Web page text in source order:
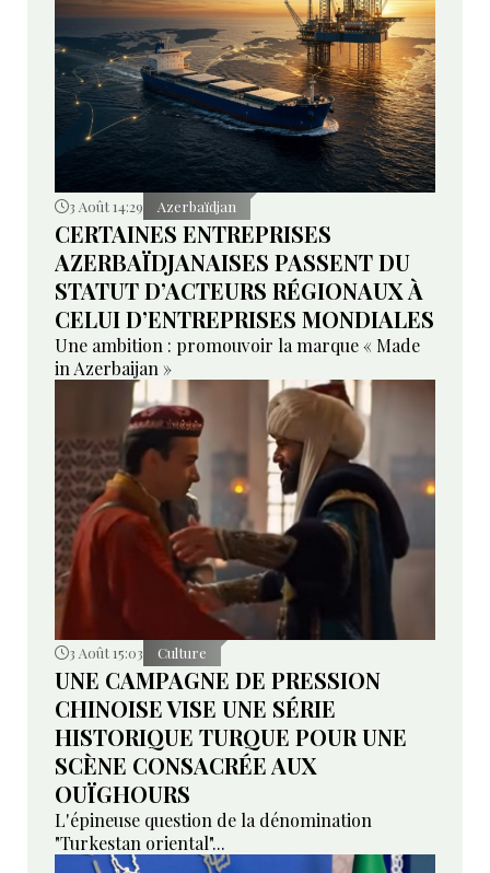
3 Août 14:29 Azerbaïdjan
CERTAINES ENTREPRISES
AZERBAÏDJANAISES PASSENT DU
STATUT D’ACTEURS RÉGIONAUX À
CELUI D’ENTREPRISES MONDIALES
Une ambition : promouvoir la marque « Made
in Azerbaijan »
3 Août 15:03 Culture
UNE CAMPAGNE DE PRESSION
CHINOISE VISE UNE SÉRIE
HISTORIQUE TURQUE POUR UNE
SCÈNE CONSACRÉE AUX
OUÏGHOURS
L'épineuse question de la dénomination
"Turkestan oriental"...